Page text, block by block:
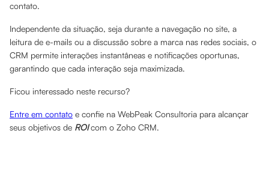
contato.
Independente da situação, seja durante a navegação no site, a
leitura de e-mails ou a discussão sobre a marca nas redes sociais, o
CRM permite interações instantâneas e notificações oportunas,
garantindo que cada interação seja maximizada.
Ficou interessado neste recurso?
Entre em contato e confie na WebPeak Consultoria para alcançar
seus objetivos de ROIcom o Zoho CRM.